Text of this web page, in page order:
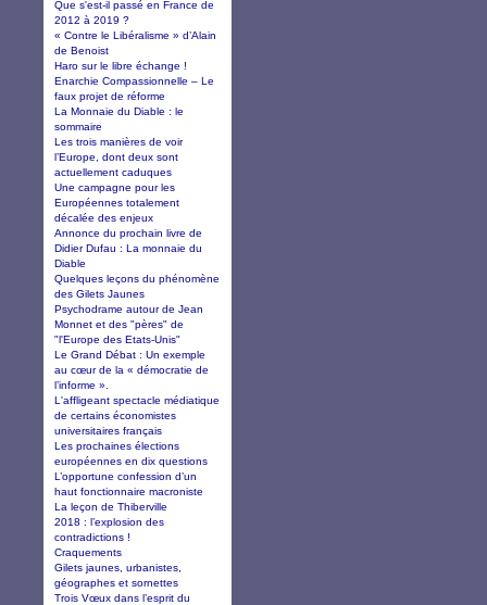
Que s'est-il passé en France de
2012 à 2019 ?
« Contre le Libéralisme » d’Alain
de Benoist
Haro sur le libre échange !
Enarchie Compassionnelle – Le
faux projet de réforme
La Monnaie du Diable : le
sommaire
Les trois manières de voir
l’Europe, dont deux sont
actuellement caduques
Une campagne pour les
Européennes totalement
décalée des enjeux
Annonce du prochain livre de
Didier Dufau : La monnaie du
Diable
Quelques leçons du phénomène
des Gilets Jaunes
Psychodrame autour de Jean
Monnet et des "pères" de
"l'Europe des Etats-Unis"
Le Grand Débat : Un exemple
au cœur de la « démocratie de
l’informe ».
L'affligeant spectacle médiatique
de certains économistes
universitaires français
Les prochaines élections
européennes en dix questions
L’opportune confession d’un
haut fonctionnaire macroniste
La leçon de Thiberville
2018 : l’explosion des
contradictions !
Craquements
Gilets jaunes, urbanistes,
géographes et sornettes
Trois Vœux dans l’esprit du